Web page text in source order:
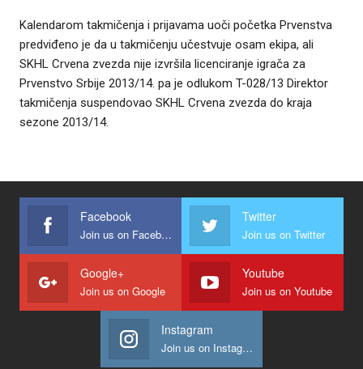
Kalendarom takmičenja i prijavama uoči početka Prvenstva
predviđeno je da u takmičenju učestvuje osam ekipa, ali
SKHL Crvena zvezda nije izvršila licenciranje igrača za
Prvenstvo Srbije 2013/14. pa je odlukom T-028/13 Direktor
takmičenja suspendovao SKHL Crvena zvezda do kraja
sezone 2013/14.
Facebook
Join us on Facebook
Twitter
Join us on Twitter
Google+
Join us on Google
Youtube
Join us on Youtube
Instagram
Join us on Instagram